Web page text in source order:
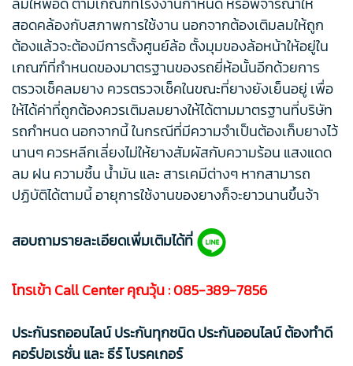
สอดคล้องกับสภาพการใช้งาน นอกจากต้องเติมลมให้ถูก
ต้องแล้วจะต้องมีการตั้งศูนย์ล้อ ตั้งมุมของล้อหน้าให้อยู่ใน
เกณฑ์ที่กำหนดของมาตรฐานของรถยี่ห้อนั้นอีกด้วยการ
ตรวจเช็คลมยาง ควรตรวจเช็คในขณะที่ยางยังเย็นอยู่ เพื่อ
ให้ได้ค่าที่ถูกต้องควรเติมลมยางให้ได้ตามมาตรฐานที่บริษัท
รถกำหนด นอกจากนี้ ในกรณีที่มีความจำเป็นต้องเก็บยางไว้
นานๆ ควรหลีกเลี่ยงไม่ให้ยางสัมผัสกับความร้อน แสงแดด
ลม ฝน ความชื้น น้ำมัน และ สารเคมีต่างๆ หากสามารถ
ปฏิบัติได้ตามนี้ อายุการใช้งานของยางก็จะยาวนานขึ้นจ้า
สอบถามรายละเอียดเพิ่มเติมได้ที่
โทรเข้า Call Center คุณวุ้น :085-389-7856
ประกันรถออนไลน์ ประกันทุกชนิด ประกันออนไลน์ ต้องทำดี
คอร์ปอเรชั่น และ ธีร์ โบรคเกอร์